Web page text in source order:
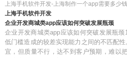
上海手机软件开发-上海制作一个app需要多少钱
上海手机软件开发
企业开发商城类app应该如何突破发展瓶颈
企业开发商城类app应该如何突破发展瓶
低门槛造成的较差实现能力之间的不匹配
宜，但质量不行，达不到客户预期，难以